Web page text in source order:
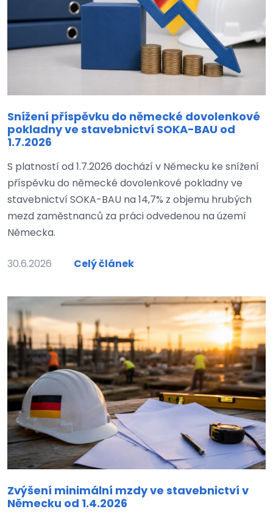
Snížení příspěvku do německé dovolenkové
pokladny ve stavebnictví SOKA-BAU od
1.7.2026
S platností od 1.7.2026 dochází v Německu ke snížení
příspěvku do německé dovolenkové pokladny ve
stavebnictví SOKA-BAU na 14,7% z objemu hrubých
mezd zaměstnanců za práci odvedenou na území
Německa.
30.6.2026 Celý článek
Zvýšení minimální mzdy ve stavebnictví v
Německu od 1.4.2026